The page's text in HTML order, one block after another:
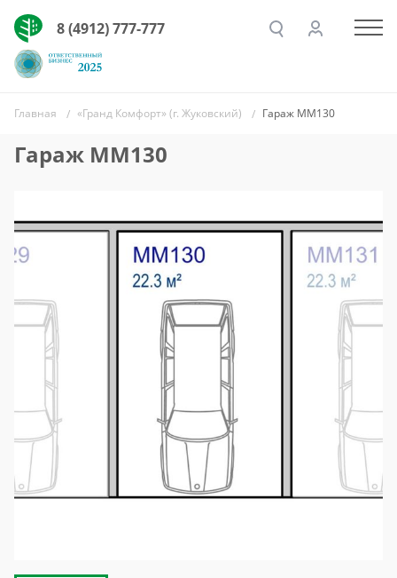
8 (4912) 777-777
Главная «Гранд Комфорт» (г. Жуковский) Гараж ММ130
Гараж ММ130